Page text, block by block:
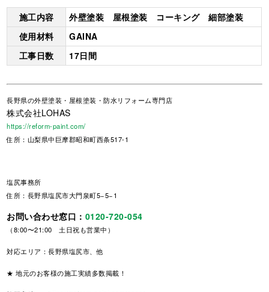
施工内容
外壁塗装 屋根塗装 コーキング 細部塗装
使用材料
GAINA
工事日数
17日間
長野県の外壁塗装・屋根塗装・防水リフォーム専門店
株式会社LOHAS
https://reform-paint.com/
住所：山梨県中巨摩郡昭和町西条517-1
塩尻事務所
住所：長野県塩尻市大門泉町5−5−1
お問い合わせ窓口： 0120-720-054
（8:00〜21:00 土日祝も営業中）
対応エリア：長野県塩尻市、他
★ 地元のお客様の施工実績多数掲載！